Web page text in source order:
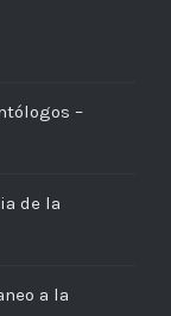
–
de la
a la